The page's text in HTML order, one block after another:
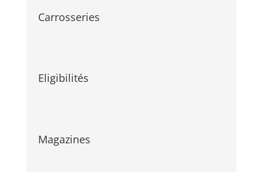
Carrosseries
Eligibilités
Magazines